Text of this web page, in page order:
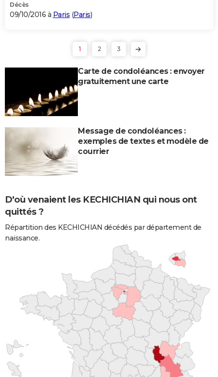
Décès
09/10/2016 à Paris (Paris)
1 2 3
Carte de condoléances : envoyer
gratuitement une carte
Message de condoléances :
exemples de textes et modèle de
courrier
D'où venaient les KECHICHIAN qui nous ont
quittés ?
Répartition des KECHICHIAN décédés par département de
naissance.